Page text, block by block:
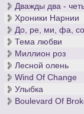
Дважды два -
Хроники Нарнии
До, ре, ми, фа,
Тема любви
Миллион роз
Лесной олень
Wind Of Change
Улыбка
Boulevard Of